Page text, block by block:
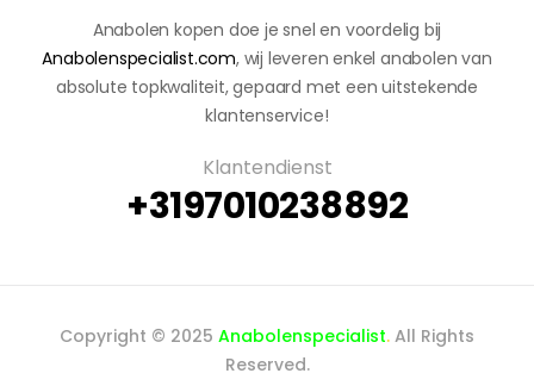
Anabolen kopen doe je snel en voordelig bij
Anabolenspecialist.com, wij leveren enkel anabolen van
absolute topkwaliteit, gepaard met een uitstekende
klantenservice!
Klantendienst
+3197010238892
Copyright © 2025 Anabolenspecialist. All Rights
Reserved.